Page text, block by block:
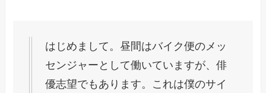
はじめまして。昼間はバイク便のメッ
センジャーとして働いていますが、俳
優志望でもあります。これは僕のサイ